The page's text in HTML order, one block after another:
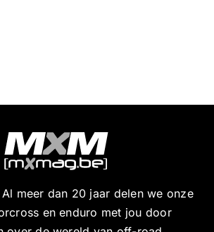
meer dan 20 jaar delen we onze
en enduro met jou door